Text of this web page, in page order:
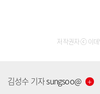
저작권자 ⓒ 이데
김성수 기자sungsoo@